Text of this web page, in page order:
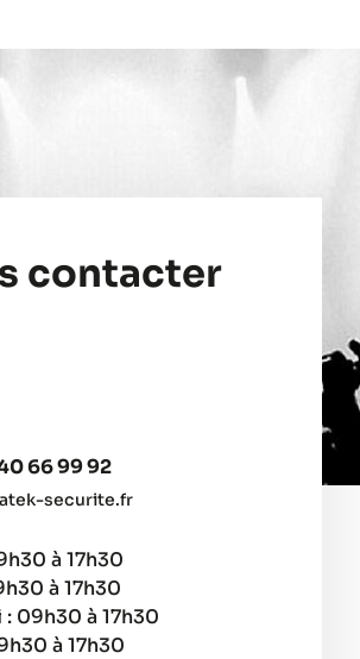
contacter
66 99 92
securite.fr
à 17h30
à 17h30
09h30 à 17h30
à 17h30